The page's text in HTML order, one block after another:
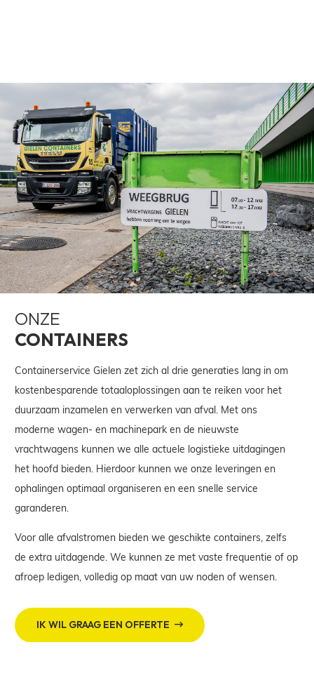
ONZE
CONTAINERS
Containerservice Gielen zet zich al drie generaties lang in om
kostenbesparende totaaloplossingen aan te reiken voor het
duurzaam inzamelen en verwerken van afval. Met ons
moderne wagen- en machinepark en de nieuwste
vrachtwagens kunnen we alle actuele logistieke uitdagingen
het hoofd bieden. Hierdoor kunnen we onze leveringen en
ophalingen optimaal organiseren en een snelle service
garanderen.
Voor alle afvalstromen bieden we geschikte containers, zelfs
de extra uitdagende. We kunnen ze met vaste frequentie of op
afroep ledigen, volledig op maat van uw noden of wensen.
IK WIL GRAAG EEN OFFERTE